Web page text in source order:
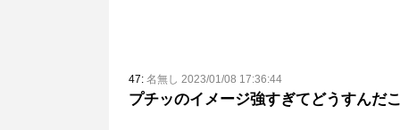
47: 名無し 2023/01/08 17:36:44
プチッのイメージ強すぎてどうすんだ